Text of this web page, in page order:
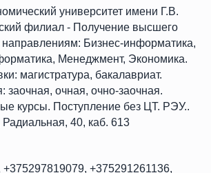
университет имени Г.В.
филиал - Получение высшего
Бизнес-информатика,
Менеджмент, Экономика.
магистратура, бакалавриат.
заочная, очная, очно-заочная.
курсы. Поступление без ЦТ. РЭУ..
40, каб. 613
+375291261136,